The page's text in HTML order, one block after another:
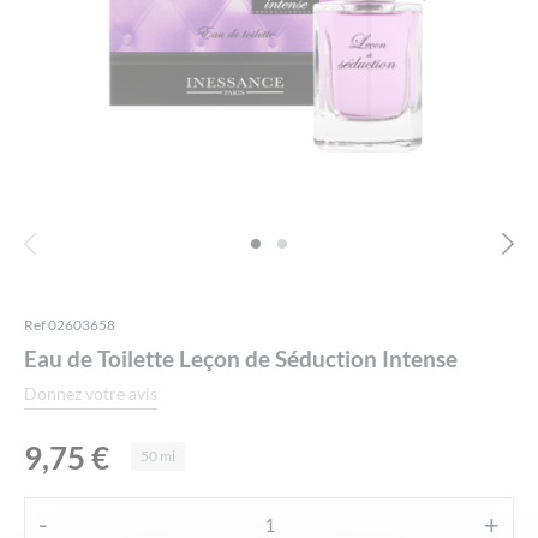
Ref 02603658
Eau de Toilette Leçon de Séduction Intense
Donnez votre avis
9,75€ 50 ml
- +